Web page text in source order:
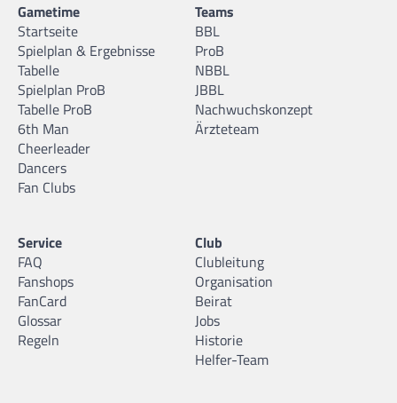
Gametime
Startseite
Spielplan & Ergebnisse
Tabelle
Spielplan ProB
Tabelle ProB
6th Man
Cheerleader
Dancers
Fan Clubs
Teams
BBL
ProB
NBBL
JBBL
Nachwuchskonzept
Ärzteteam
Service
FAQ
Fanshops
FanCard
Glossar
Regeln
Club
Clubleitung
Organisation
Beirat
Jobs
Historie
Helfer-Team